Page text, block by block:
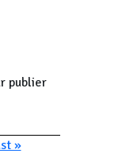
publier
page
»